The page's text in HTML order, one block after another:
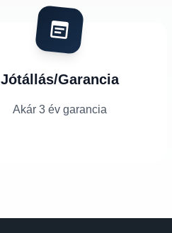
Jótállás/Garancia
Akár 3 év garancia